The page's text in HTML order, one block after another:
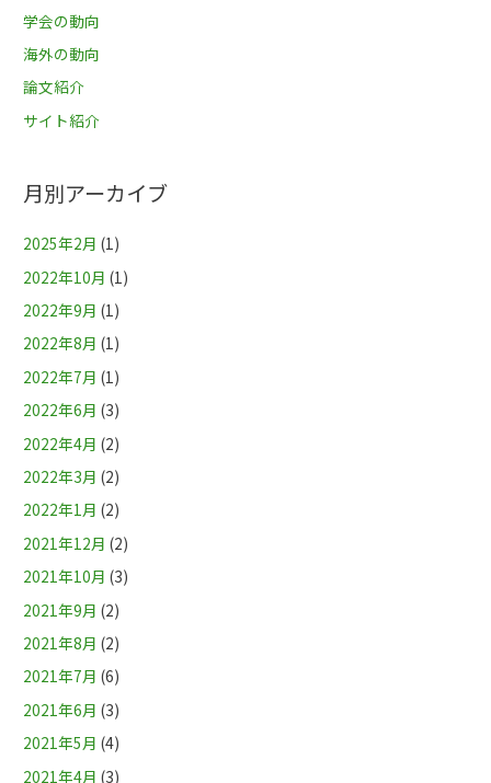
学会の動向
海外の動向
論文紹介
サイト紹介
月別アーカイブ
2025年2月 (1)
2022年10月 (1)
2022年9月 (1)
2022年8月 (1)
2022年7月 (1)
2022年6月 (3)
2022年4月 (2)
2022年3月 (2)
2022年1月 (2)
2021年12月 (2)
2021年10月 (3)
2021年9月 (2)
2021年8月 (2)
2021年7月 (6)
2021年6月 (3)
2021年5月 (4)
2021年4月 (3)